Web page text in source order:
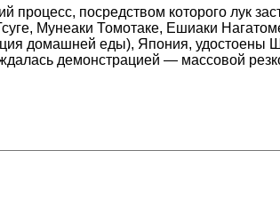
процесс, посредством которого лук
Мунеаки Томотаке, Ешиаки
домашней еды), Япония, удостоены
демонстрацией — массовой